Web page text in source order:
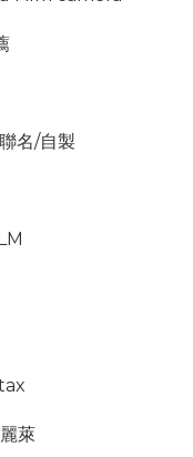
名/自製
萊